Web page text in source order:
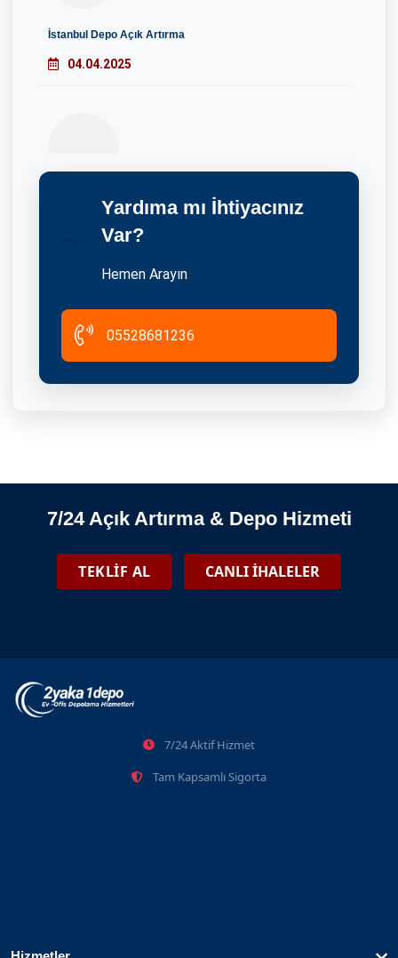
İstanbul Depo Açık Artırma
04.04.2025
Dolu Depo Satın Alma
04.04.2025
Şile Eşya Depolama Ve Tasfiye İhaleleri
İstanbul'da Depoda Kalan Eşyaları Nasıl Satın Alabilirim?
06.01.2025
Yardıma mı İhtiyacınız
Var?
Hemen Arayın
05528681236
7/24 Açık Artırma & Depo Hizmeti
TEKLİF AL CANLI İHALELER
7/24 Aktif Hizmet
Tam Kapsamlı Sigorta